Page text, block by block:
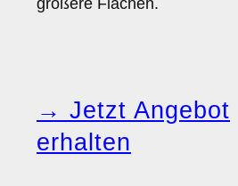
größere Flächen.
→ Jetzt Angebot
erhalten